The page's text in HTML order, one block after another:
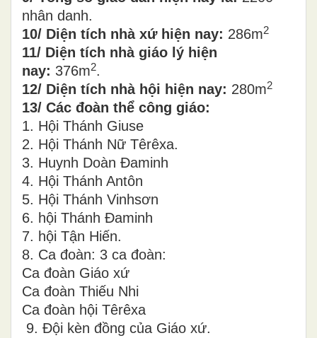
nhân danh.
10/ Diện tích nhà xứ hiện nay: 286m2
11/ Diện tích nhà giáo lý hiện
nay: 376m2.
12/ Diện tích nhà hội hiện nay: 280m2
13/ Các đoàn thể công giáo:
1. Hội Thánh Giuse
2. Hội Thánh Nữ Têrêxa.
3. Huynh Doàn Đaminh
4. Hội Thánh Antôn
5. Hội Thánh Vinhsơn
6. hội Thánh Đaminh
7. hội Tận Hiến.
8. Ca đoàn: 3 ca đoàn:
Ca đoàn Giáo xứ
Ca đoàn Thiếu Nhi
Ca đoàn hội Têrêxa
9. Đội kèn đồng của Giáo xứ.